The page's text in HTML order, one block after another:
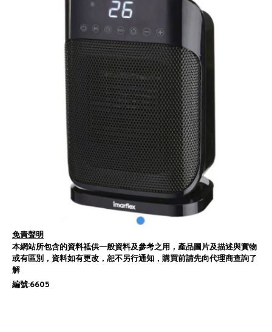
免責聲明
本網站所包含的資料祗供一般資料及參考之用，產品圖片及描述與實物
或有區別，資料如有更改，恕不另行通知，購買前請先向代理商查詢了
解
編號:6605